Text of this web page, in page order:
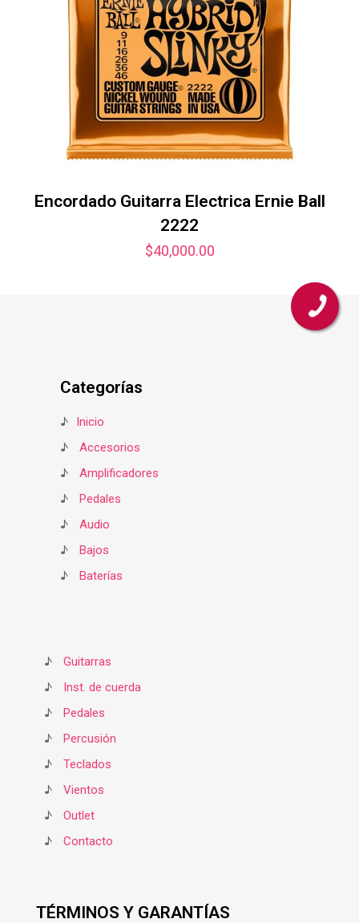
Encordado Guitarra Electrica Ernie Ball
2222
$40,000.00
Categorías
♪
Inicio
♪
Accesorios
♪
Amplificadores
♪
Pedales
♪
Audio
♪
Bajos
♪
Baterías
♪
Guitarras
♪
Inst. de cuerda
♪
Pedales
♪
Percusión
♪
Teclados
♪
Vientos
♪
Outlet
♪
Contacto
TÉRMINOS Y GARANTÍAS